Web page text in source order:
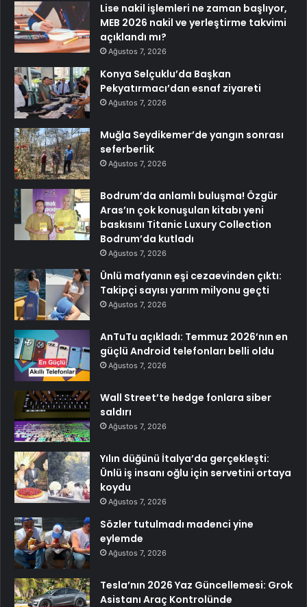
Lise nakil işlemleri ne zaman başlıyor,
MEB 2026 nakil ve yerleştirme takvimi
açıklandı mı?
Ağustos 7, 2026
Konya Selçuklu’da Başkan
Pekyatırmacı’dan esnaf ziyareti
Ağustos 7, 2026
Muğla Seydikemer’de yangın sonrası
seferberlik
Ağustos 7, 2026
Bodrum’da anlamlı buluşma! Özgür
Aras’ın çok konuşulan kitabı yeni
baskısını Titanic Luxury Collection
Bodrum’da kutladı
Ağustos 7, 2026
Ünlü mafyanın eşi cezaevinden çıktı:
Takipçi sayısı yarım milyonu geçti
Ağustos 7, 2026
AnTuTu açıkladı: Temmuz 2026’nın en
güçlü Android telefonları belli oldu
Ağustos 7, 2026
Wall Street’te hedge fonlara siber
saldırı
Ağustos 7, 2026
Yılın düğünü İtalya’da gerçekleşti:
Ünlü iş insanı oğlu için servetini ortaya
koydu
Ağustos 7, 2026
Sözler tutulmadı madenci yine
eylemde
Ağustos 7, 2026
Tesla’nın 2026 Yaz Güncellemesi: Grok
Asistanı Araç Kontrolünde